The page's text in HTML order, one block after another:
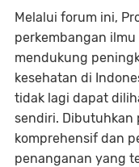
Melalui forum ini,
perkembangan
mendukung
kesehatan di
tidak lagi dapat
sendiri. Dibutuhkan
komprehensif dan
penanganan yang